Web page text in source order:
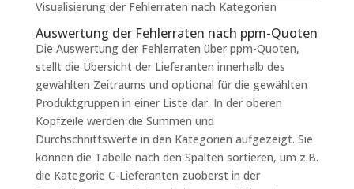
Visualisierung der Fehlerraten nach Kategorien
Auswertung der Fehlerraten nach ppm-Quoten
Die Auswertung der Fehlerraten über ppm-Quoten,
stellt die Übersicht der Lieferanten innerhalb des
gewählten Zeitraums und optional für die gewählten
Produktgruppen in einer Liste dar. In der oberen
Kopfzeile werden die Summen und
Durchschnittswerte in den Kategorien aufgezeigt. Sie
können die Tabelle nach den Spalten sortieren, um z.B.
die Kategorie C-Lieferanten zuoberst in der